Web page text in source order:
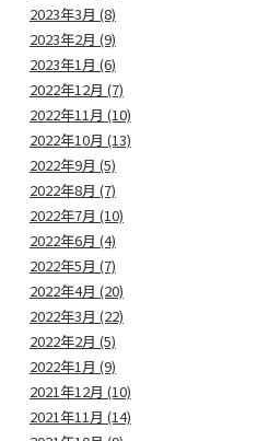
2023年3月 (8)
2023年2月 (9)
2023年1月 (6)
2022年12月 (7)
2022年11月 (10)
2022年10月 (13)
2022年9月 (5)
2022年8月 (7)
2022年7月 (10)
2022年6月 (4)
2022年5月 (7)
2022年4月 (20)
2022年3月 (22)
2022年2月 (5)
2022年1月 (9)
2021年12月 (10)
2021年11月 (14)